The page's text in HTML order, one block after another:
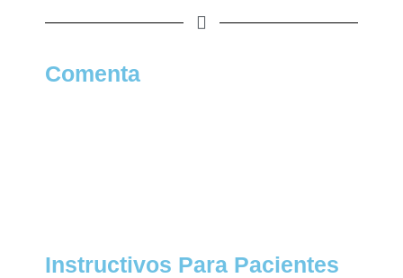
Comenta
Instructivos Para Pacientes